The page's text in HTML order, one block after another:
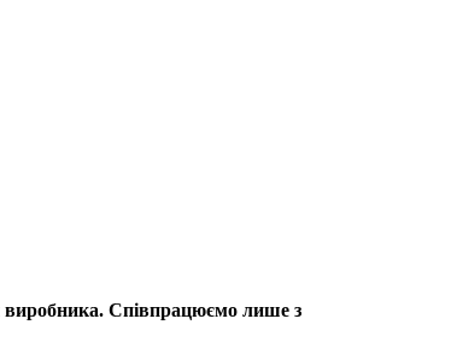
виробника. Співпрацюємо лише з